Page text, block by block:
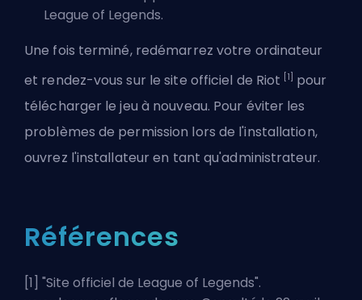
League of Legends.
Une fois terminé, redémarrez votre ordinateur
et rendez-vous sur le site officiel de Riot [1] pour
télécharger le jeu à nouveau. Pour éviter les
problèmes de permission lors de l'installation,
ouvrez l'installateur en tant qu'administrateur.
Références
[1] "Site officiel de League of Legends".